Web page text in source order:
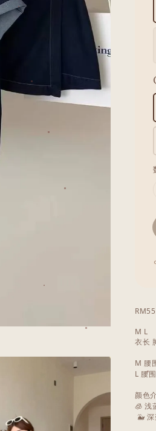
M L
衣长
M 腰
L 腰
颜色
🧊 浅
🐳